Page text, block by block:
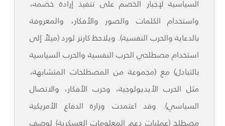
السياسية لإجبار الخصم على تنفيذ إرادة خصمه،
واستخدام الكلمات والصور والأفكار، والمعروفة
بالدعاية والحرب النفسية). ويلاحظ كارنز لورد (ميلاً إلى
استخدام مصطلحي الحرب النفسية والحرب السياسية
بالتبادل) مع (مجموعة من المصطلحات المتشابهة،
مثل الحرب الأيديولوجية، وحرب الأفكار، والاتصال
السياسي). وقد اعتمدت وزارة الدفاع الأمريكية
مصطلح (عمليات دعم المعلومات العسكرية) لوصف